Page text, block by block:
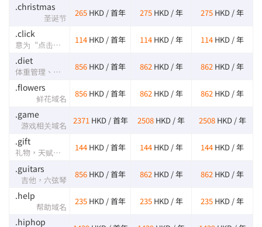
.christmas
圣诞节 265 HKD / 首年 275 HKD / 年 275 HKD / 年
.click
意为“点击可得”，适用于品牌市场推广活动 114 HKD / 首年 114 HKD / 年 114 HKD / 年
.diet
体重管理、健康饮食相关域名 856 HKD / 首年 862 HKD / 年 862 HKD / 年
.flowers
鲜花域名 856 HKD / 首年 862 HKD / 年 862 HKD / 年
.game
游戏相关域名 2371 HKD / 首年 2508 HKD / 年 2508 HKD / 年
.gift
礼物，天赋，赠品，礼品 144 HKD / 首年 144 HKD / 年 144 HKD / 年
.guitars
吉他，六弦琴
856 HKD / 首年 862 HKD / 年 862 HKD / 年
.help
帮助域名
235 HKD / 首年 235 HKD / 年 235 HKD / 年
.hiphop